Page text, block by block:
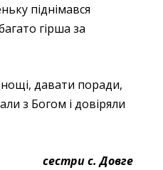
піднімався
гірша за
давати поради,
з Богом і довіряли
сестри с. Довге